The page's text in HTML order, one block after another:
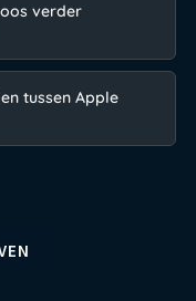
verder
tussen Apple